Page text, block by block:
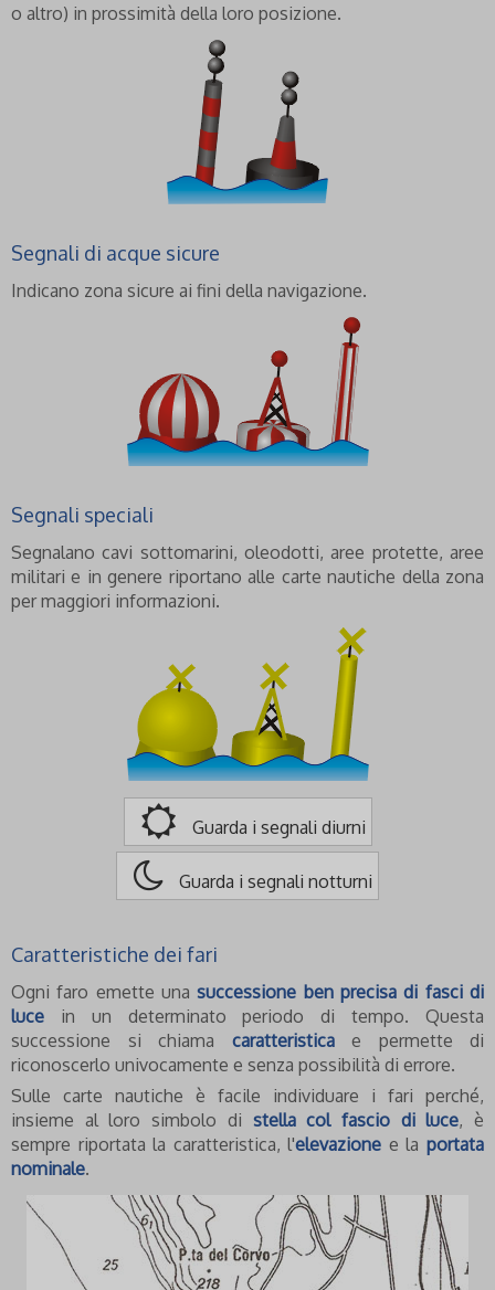
o altro) in prossimità della loro posizione.
Segnali di acque sicure
Indicano zona sicure ai fini della navigazione.
Segnali speciali
Segnalano cavi sottomarini, oleodotti, aree protette, aree
militari e in genere riportano alle carte nautiche della zona
per maggiori informazioni.
Guarda i segnali diurni
Guarda i segnali notturni
Caratteristiche dei fari
Ogni faro emette unasuccessione ben precisa di fasci di
luce in un determinato periodo di tempo. Questa
successione si chiama caratteristicae permette di
riconoscerlo univocamente e senza possibilità di errore.
Sulle carte nautiche è facile individuare i fari perché,
insieme al loro simbolo di stella col fascio di luce, è
sempre riportata la caratteristica, l'elevazione e laportata
nominale.